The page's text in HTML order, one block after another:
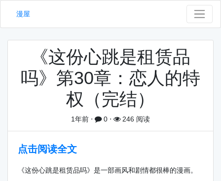
漫屋
《这份心跳是租赁品
吗》第30章：恋人的特
权（完结）
1年前 ⋅ 0 ⋅ 246 阅读
点击阅读全文
《这份心跳是租赁品吗》是一部画风和剧情都很棒的漫画。